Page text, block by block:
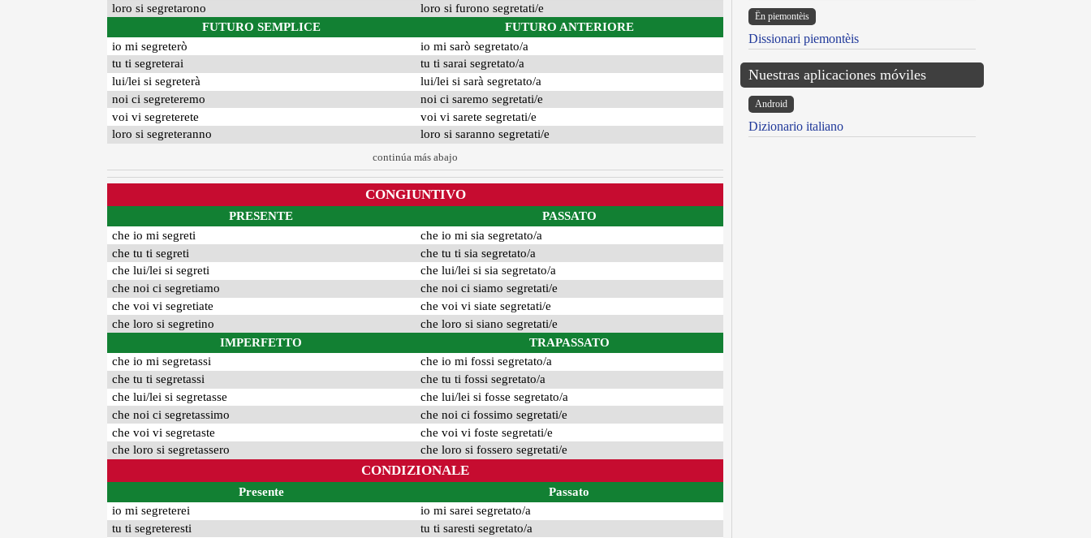
loro si segretarono
FUTURO SEMPLICE
io mi segreterò
tu ti segreterai
lui/lei si segreterà
noi ci segreteremo
voi vi segreterete
loro si segreteranno
loro si furono segretati/e
FUTURO ANTERIORE
io mi sarò segretato/a
tu ti sarai segretato/a
lui/lei si sarà segretato/a
noi ci saremo segretati/e
voi vi sarete segretati/e
loro si saranno segretati/e
continúa más abajo
CONGIUNTIVO
PRESENTE
che io mi segreti
che tu ti segreti
che lui/lei si segreti
che noi ci segretiamo
che voi vi segretiate
che loro si segretino
IMPERFETTO
che io mi segretassi
che tu ti segretassi
che lui/lei si segretasse
che noi ci segretassimo
che voi vi segretaste
che loro si segretassero
PASSATO
che io mi sia segretato/a
che tu ti sia segretato/a
che lui/lei si sia segretato/a
che noi ci siamo segretati/e
che voi vi siate segretati/e
che loro si siano segretati/e
TRAPASSATO
che io mi fossi segretato/a
che tu ti fossi segretato/a
che lui/lei si fosse segretato/a
che noi ci fossimo segretati/e
che voi vi foste segretati/e
che loro si fossero segretati/e
CONDIZIONALE
Presente
io mi segreterei
tu ti segreteresti
Passato
io mi sarei segretato/a
tu ti saresti segretato/a
Ën piemontèis
Dissionari piemontèis
Nuestras aplicaciones móviles
Android
Dizionario italiano